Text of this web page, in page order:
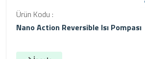
Ürün Kodu :
Nano Action Reversible Isı Pompası